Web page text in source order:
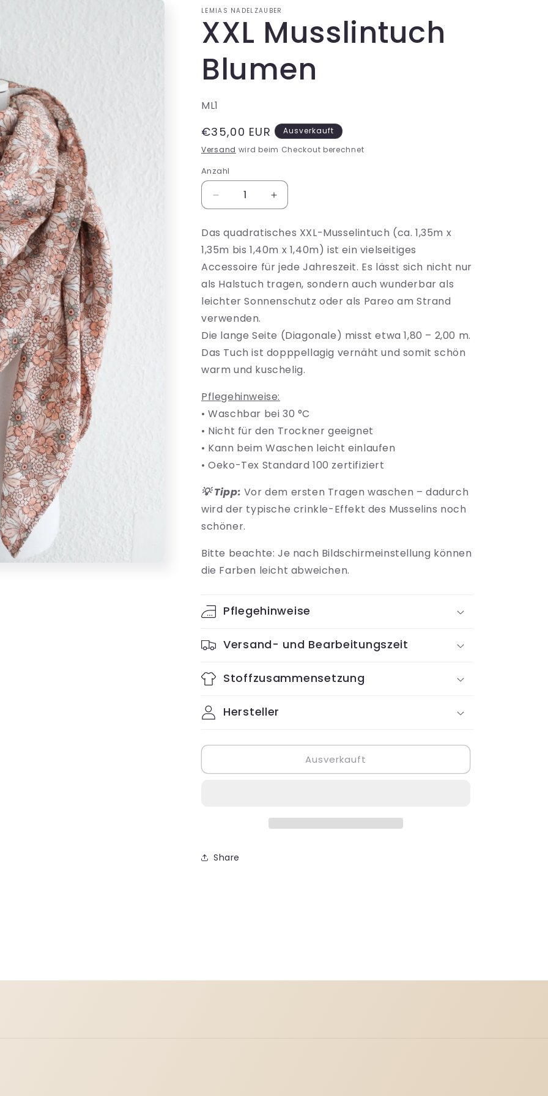
o
n
LEMIAS NADELZAUBER
XXL Musslintuch
Blumen
SKU:
ML1
Normaler
Preis
€35,00 EUR
Ausverkauft
Versand wird beim Checkout berechnet
Anzahl
Verringere
die
Menge
für
XXL
Musslintuch
Blumen
Erhöhe
die
Menge
für
XXL
Musslintuch
Das quadratisches XXL-Musselintuch (ca. 1,35m x
1,35m bis 1,40m x 1,40m) ist ein vielseitiges
Accessoire für jede Jahreszeit. Es lässt sich nicht nur
als Halstuch tragen, sondern auch wunderbar als
leichter Sonnenschutz oder als Pareo am Strand
verwenden.
Die lange Seite (Diagonale) misst etwa 1,80 – 2,00 m.
Das Tuch ist dopppellagig vernäht und somit schön
warm und kuschelig.
Pflegehinweise:
• Waschbar bei 30 °C
• Nicht für den Trockner geeignet
• Kann beim Waschen leicht einlaufen
• Oeko-Tex Standard 100 zertifiziert
💡 Tipp: Vor dem ersten Tragen waschen – dadurch
wird der typische crinkle-Effekt des Musselins noch
schöner.
Bitte beachte: Je nach Bildschirmeinstellung können
die Farben leicht abweichen.
Pflegehinweise
Versand- und Bearbeitungszeit
Stoffzusammensetzung
Hersteller
Ausverkauft
Share